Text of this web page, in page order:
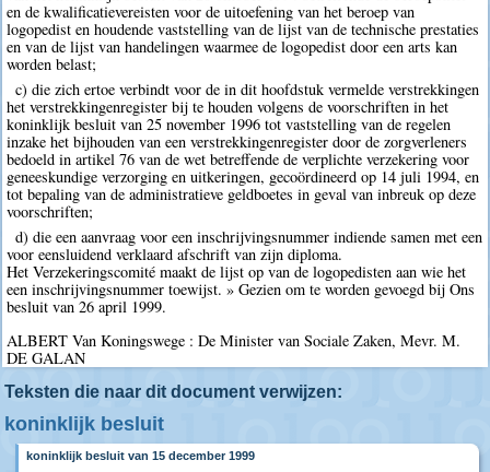
en de kwalificatievereisten voor de uitoefening van het beroep van
logopedist en houdende vaststelling van de lijst van de technische prestaties
en van de lijst van handelingen waarmee de logopedist door een arts kan
worden belast;
c) die zich ertoe verbindt voor de in dit hoofdstuk vermelde verstrekkingen
het verstrekkingenregister bij te houden volgens de voorschriften in het
koninklijk besluit van 25 november 1996 tot vaststelling van de regelen
inzake het bijhouden van een verstrekkingenregister door de zorgverleners
bedoeld in artikel 76 van de wet betreffende de verplichte verzekering voor
geneeskundige verzorging en uitkeringen, gecoördineerd op 14 juli 1994, en
tot bepaling van de administratieve geldboetes in geval van inbreuk op deze
voorschriften;
d) die een aanvraag voor een inschrijvingsnummer indiende samen met een
voor eensluidend verklaard afschrift van zijn diploma.
Het Verzekeringscomité maakt de lijst op van de logopedisten aan wie het
een inschrijvingsnummer toewijst. » Gezien om te worden gevoegd bij Ons
besluit van 26 april 1999.
ALBERT Van Koningswege : De Minister van Sociale Zaken, Mevr. M.
DE GALAN
Teksten die naar dit document verwijzen:
koninklijk besluit
koninklijk besluit van 15 december 1999